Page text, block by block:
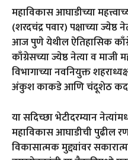
महाविकास आघाडीच्या
(शरदचंद्र पवार) पक्षाच्या ज्येष्ठ
आज पुणे येथील ऐतिहासिक
काँग्रेसच्या ज्येष्ठ नेत्या व माजी
विभागाच्या नवनियुक्त
अंकुश काकडे आणि चंदूशेठ कदम
या सदिच्छा भेटीदरम्यान
महाविकास आघाडीची पुढील
विकासात्मक मुद्द्यांवर